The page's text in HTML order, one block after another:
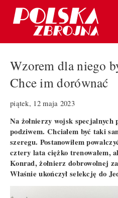
Wzorem dla niego
Chce im dorównać
piątek, 12 maja 2023
Na żołnierzy wojsk specjalnych
podziwem. Chciałem być taki
szeregu. Postanowiłem
cztery lata ciężko trenowałem,
Konrad, żołnierz dobrowolnej
Właśnie ukończył selekcję do